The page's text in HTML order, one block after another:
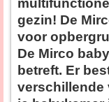
gezin! De
voor
De Mirco
betreft. Er
verschillende